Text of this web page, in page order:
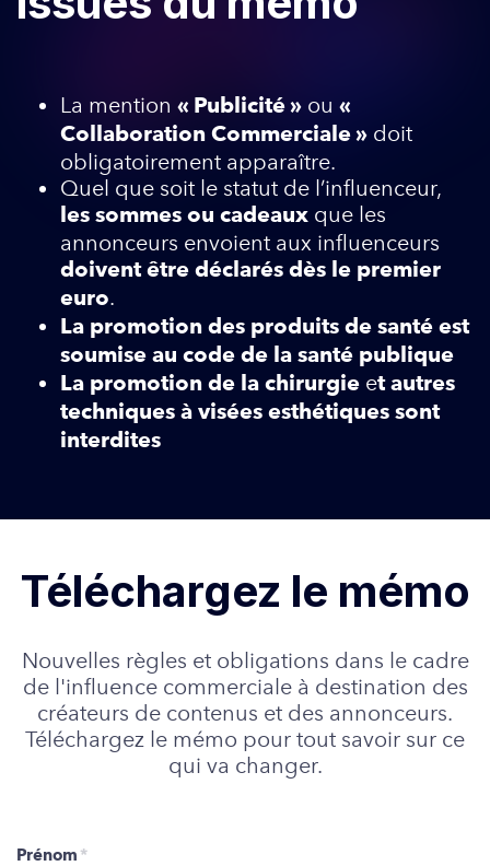
La mention « Publicité » ou «
Collaboration Commerciale » doit
obligatoirement apparaître.
Quel que soit le statut de l’influenceur,
les sommes ou cadeaux que les
annonceurs envoient aux influenceurs
doivent être déclarés dès le premier
euro.
La promotion des produits de santé est
soumise au code de la santé publique
La promotion de la chirurgie et autres
techniques à visées esthétiques sont
interdites
Téléchargez le mémo
Nouvelles règles et obligations dans le cadre
de l'influence commerciale à destination des
créateurs de contenus et des annonceurs.
Téléchargez le mémo pour tout savoir sur ce
qui va changer.
Prénom *